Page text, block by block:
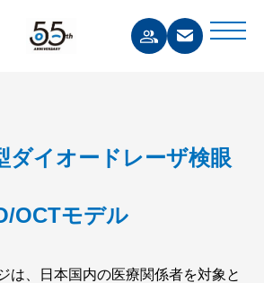
ダイオードレーザ検眼
OCTモデル
は、日本国内の医療関係者を対象と